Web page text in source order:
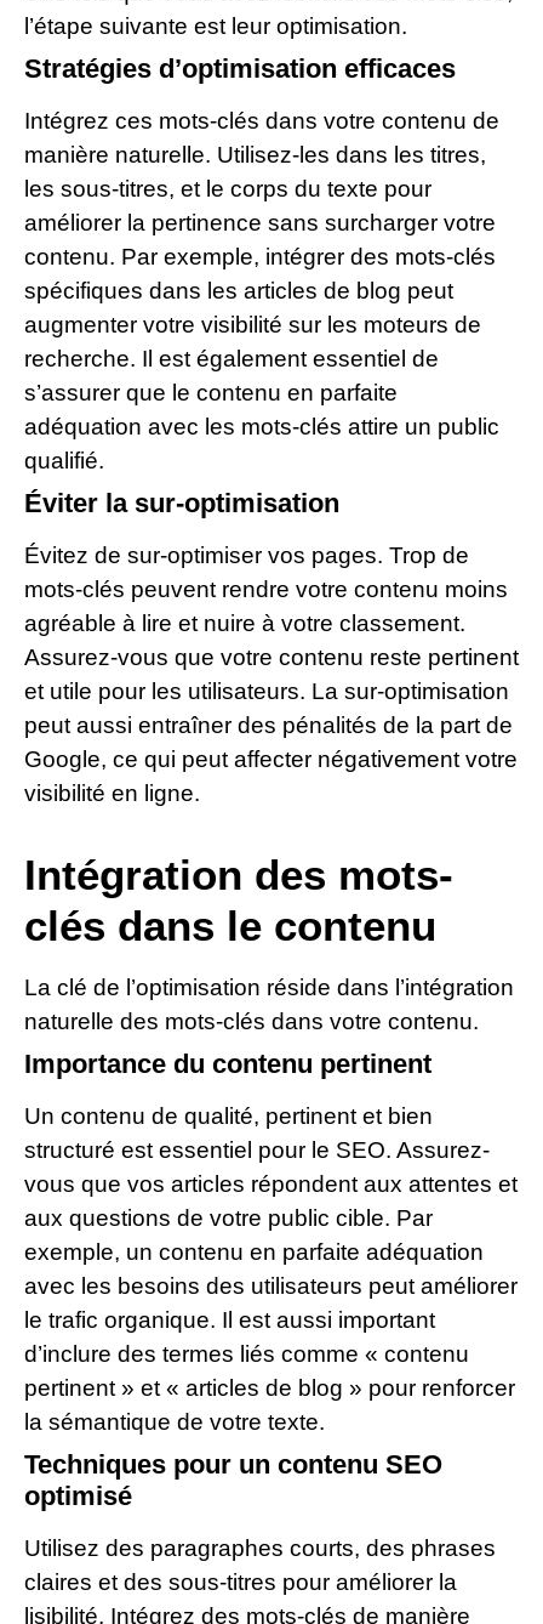
l’étape suivante est leur optimisation.
Stratégies d’optimisation efficaces
Intégrez ces mots-clés dans votre contenu de
manière naturelle. Utilisez-les dans les titres,
les sous-titres, et le corps du texte pour
améliorer la pertinence sans surcharger votre
contenu. Par exemple, intégrer des mots-clés
spécifiques dans les articles de blog peut
augmenter votre visibilité sur les moteurs de
recherche. Il est également essentiel de
s’assurer que le contenu en parfaite
adéquation avec les mots-clés attire un public
qualifié.
Éviter la sur-optimisation
Évitez de sur-optimiser vos pages. Trop de
mots-clés peuvent rendre votre contenu moins
agréable à lire et nuire à votre classement.
Assurez-vous que votre contenu reste pertinent
et utile pour les utilisateurs. La sur-optimisation
peut aussi entraîner des pénalités de la part de
Google, ce qui peut affecter négativement votre
visibilité en ligne.
Intégration des mots-
clés dans le contenu
La clé de l’optimisation réside dans l’intégration
naturelle des mots-clés dans votre contenu.
Importance du contenu pertinent
Un contenu de qualité, pertinent et bien
structuré est essentiel pour le SEO. Assurez-
vous que vos articles répondent aux attentes et
aux questions de votre public cible. Par
exemple, un contenu en parfaite adéquation
avec les besoins des utilisateurs peut améliorer
le trafic organique. Il est aussi important
d’inclure des termes liés comme « contenu
pertinent » et « articles de blog » pour renforcer
la sémantique de votre texte.
Techniques pour un contenu SEO
optimisé
Utilisez des paragraphes courts, des phrases
claires et des sous-titres pour améliorer la
lisibilité. Intégrez des mots-clés de manière